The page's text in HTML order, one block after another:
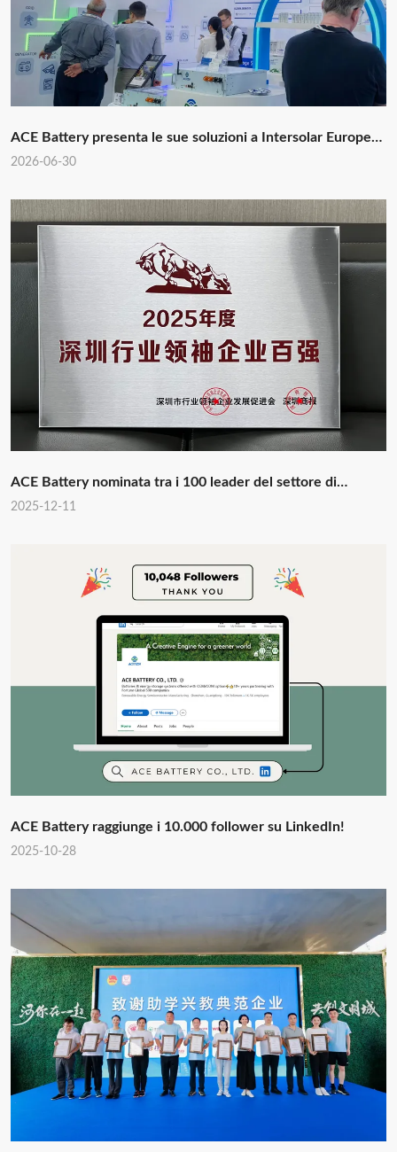
ACE Battery presenta le sue soluzioni a Intersolar Europe
2026: valorizzare l'accumulo di energia personalizzato
2026-06-30
ACE Battery nominata tra i 100 leader del settore di
Shenzhen del 2025 per il quarto anno consecutivo
2025-12-11
ACE Battery raggiunge i 10.000 follower su LinkedIn!
2025-10-28